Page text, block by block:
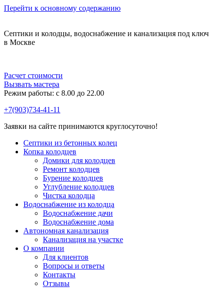
Перейти к основному содержанию
Септики и колодцы, водоснабжение и канализация под ключ
в Москве
Расчет стоимости
Вызвать мастера
Режим работы: c 8.00 до 22.00
+7(903)734-41-11
Заявки на сайте принимаются круглосуточно!
Септики из бетонных колец
Копка колодцев
Домики для колодцев
Ремонт колодцев
Бурение колодцев
Углубление колодцев
Чистка колодца
Водоснабжение из колодца
Водоснабжение дачи
Водоснабжение дома
Автономная канализация
Канализация на участке
О компании
Для клиентов
Вопросы и ответы
Контакты
Отзывы